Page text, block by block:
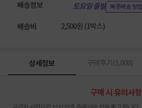
배송정보 토요일 출발 빠른배송 방법
배송비 2,500원 (1박스)
상세정보 구매후기(1,000)
구매 시 유의사항